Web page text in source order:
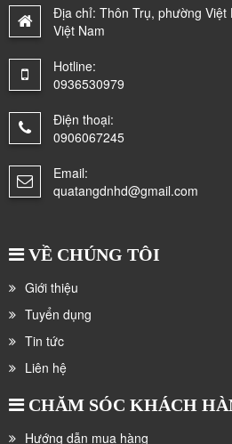
Địa chỉ: Thôn Trụ, phường Việt
Việt Nam
Hotline:
0936530979
Điện thoại:
0906067245
Email:
quatangdnhd@gmail.com
VỀ CHÚNG TÔI
Giới thiệu
Tuyển dụng
Tin tức
Liên hệ
CHĂM SÓC KHÁCH
Hướng dẫn mua hàng